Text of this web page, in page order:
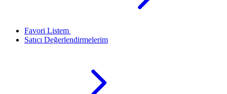
Favori Listem
Satıcı Değerlendirmelerim